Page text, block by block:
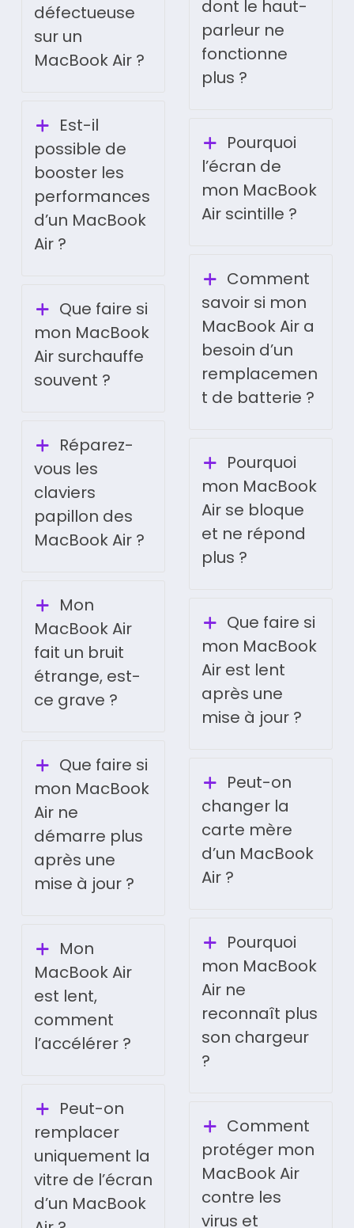
défectueuse
sur un
MacBook Air ?
Est-il
possible de
booster les
performances
d’un MacBook
Air ?
Que faire si
mon MacBook
Air surchauffe
souvent ?
Réparez-
vous les
claviers
papillon des
MacBook Air ?
Mon
MacBook Air
fait un bruit
étrange, est-
ce grave ?
Que faire si
mon MacBook
Air ne
démarre plus
après une
mise à jour ?
Mon
MacBook Air
est lent,
comment
l’accélérer ?
Peut-on
remplacer
uniquement la
vitre de l’écran
d’un MacBook
dont le haut-
parleur ne
fonctionne
plus ?
Pourquoi
l’écran de
mon MacBook
Air scintille ?
Comment
savoir si mon
MacBook Air a
besoin d’un
remplacemen
t de batterie ?
Pourquoi
mon MacBook
Air se bloque
et ne répond
plus ?
Que faire si
mon MacBook
Air est lent
après une
mise à jour ?
Peut-on
changer la
carte mère
d’un MacBook
Air ?
Pourquoi
mon MacBook
Air ne
reconnaît plus
son chargeur
?
Comment
protéger mon
MacBook Air
contre les
virus et